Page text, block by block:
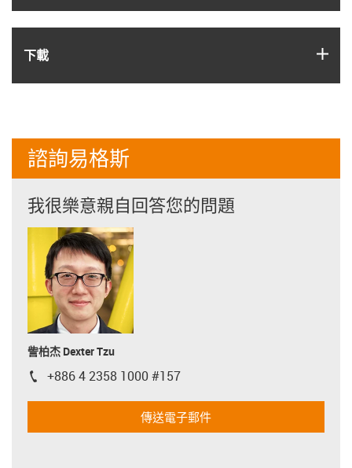
下載
諮詢易格斯
我很樂意親自回答您的問題
訾柏杰 Dexter Tzu
igus-icon-phone
+886 4 2358 1000 #157
傳送電子郵件